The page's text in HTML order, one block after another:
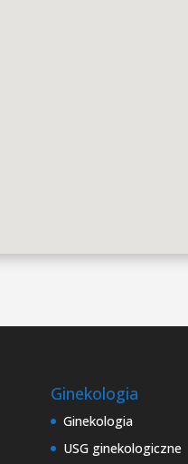
Ginekologia
Ginekologia
USG ginekologiczne